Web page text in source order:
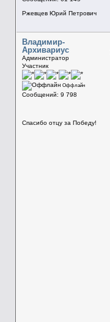
Ржевцев Юрий Петрович
Владимир-
Архивариус
Администратор
Участник
Оффлайн
Сообщений: 9 798
Спасибо отцу за Победу!